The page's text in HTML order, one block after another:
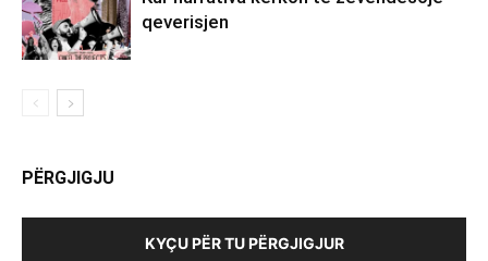
qeverisjen
PËRGJIGJU
KYÇU PËR TU PËRGJIGJUR